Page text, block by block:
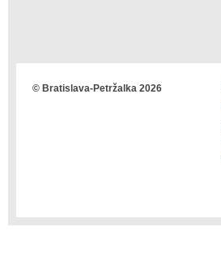
© Bratislava-Petržalka 2026